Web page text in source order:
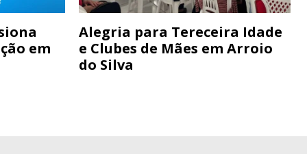
em
Alegria para Tereceira Idade
e Clubes de Mães em Arroio
do Silva